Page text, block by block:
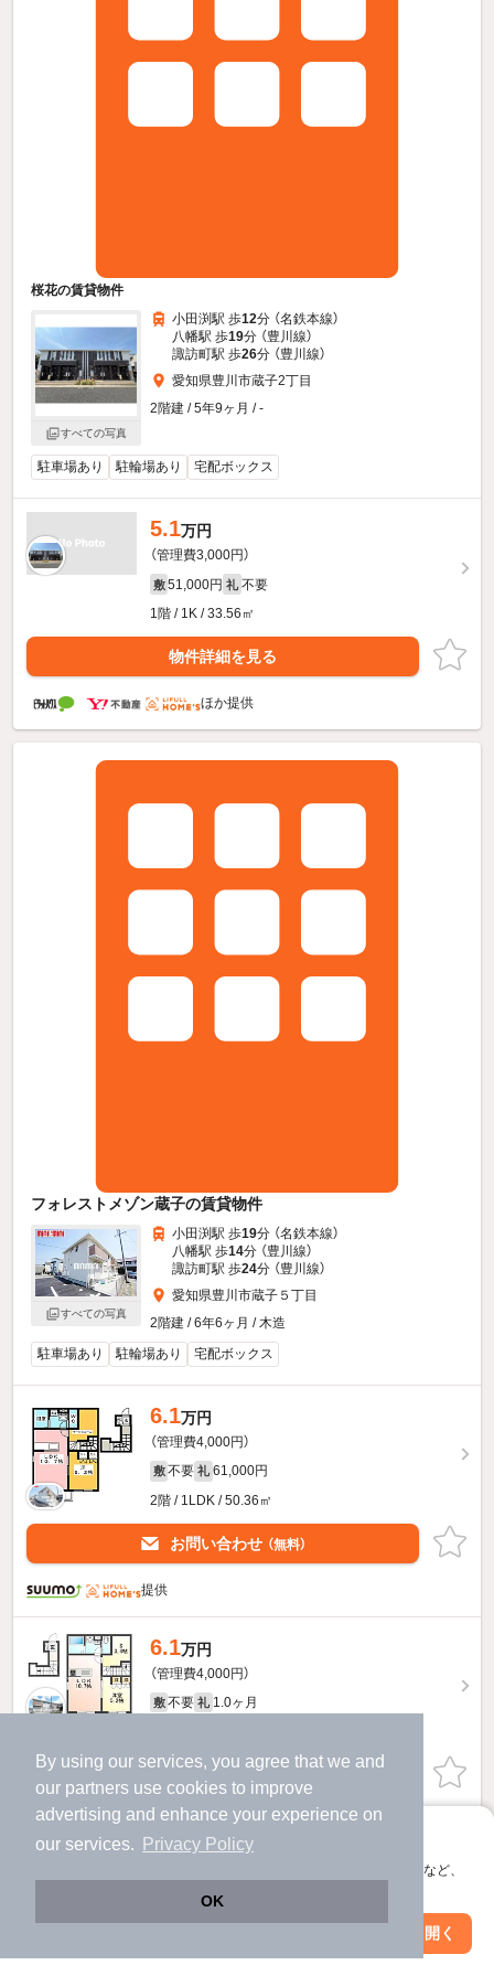
By using our services, you agree that we and
our partners use cookies to improve
advertising and enhance your experience on
our services.
Privacy Policy
OK
アプリに切り替えて、サクサクお部屋探し
会員登録なしですぐ使える。マップ検索やお気に入り保存など、
アプリを開く
桜花の賃貸物件
すべての写真
小田渕駅 歩12分 （名鉄本線）
八幡駅 歩19分 （豊川線）
諏訪町駅 歩26分 （豊川線）
愛知県豊川市蔵子2丁目
2階建 / 5年9ヶ月 / -
駐車場あり 駐輪場あり 宅配ボックス
5.1万円
（管理費3,000円）
敷 51,000円 礼 不要
1階 / 1K / 33.56㎡
物件詳細を見る
ほか提供
フォレストメゾン蔵子の賃貸物件
すべての写真
小田渕駅 歩19分 （名鉄本線）
八幡駅 歩14分 （豊川線）
諏訪町駅 歩24分 （豊川線）
愛知県豊川市蔵子５丁目
2階建 / 6年6ヶ月 / 木造
駐車場あり
駐輪場あり 宅配ボックス
6.1万円
（管理費4,000円）
敷 不要 礼 61,000円
2階 / 1LDK / 50.36㎡
お問い合わせ （無料）
提供
6.1万円
（管理費4,000円）
敷 不要 礼 1.0ヶ月
お問い合わせ
ほか提供
6.1万円
（管理費4,000円）
2階 / 1SLDK / 50.54㎡
絞り込み条件を変更